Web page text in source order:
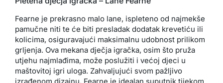
Fearne je prekrasno malo lane, ispleteno od najmekše
pamučne niti te će biti presladak dodatak krevetiću ili
kolicima, osiguravajući maksimalnu udobnost prilikom
grljenja. Ova mekana dječja igračka, osim što pruža
utjehu najmlađima, može poslužiti i većoj djeci u
maštovitoj igri uloga. Zahvaljujući svom pažljivo